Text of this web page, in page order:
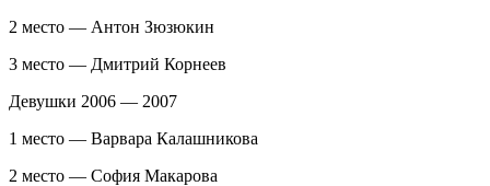
2 место — Антон Зюзюкин
3 место — Дмитрий Корнеев
Девушки 2006 — 2007
1 место — Варвара Калашникова
2 место — София Макарова